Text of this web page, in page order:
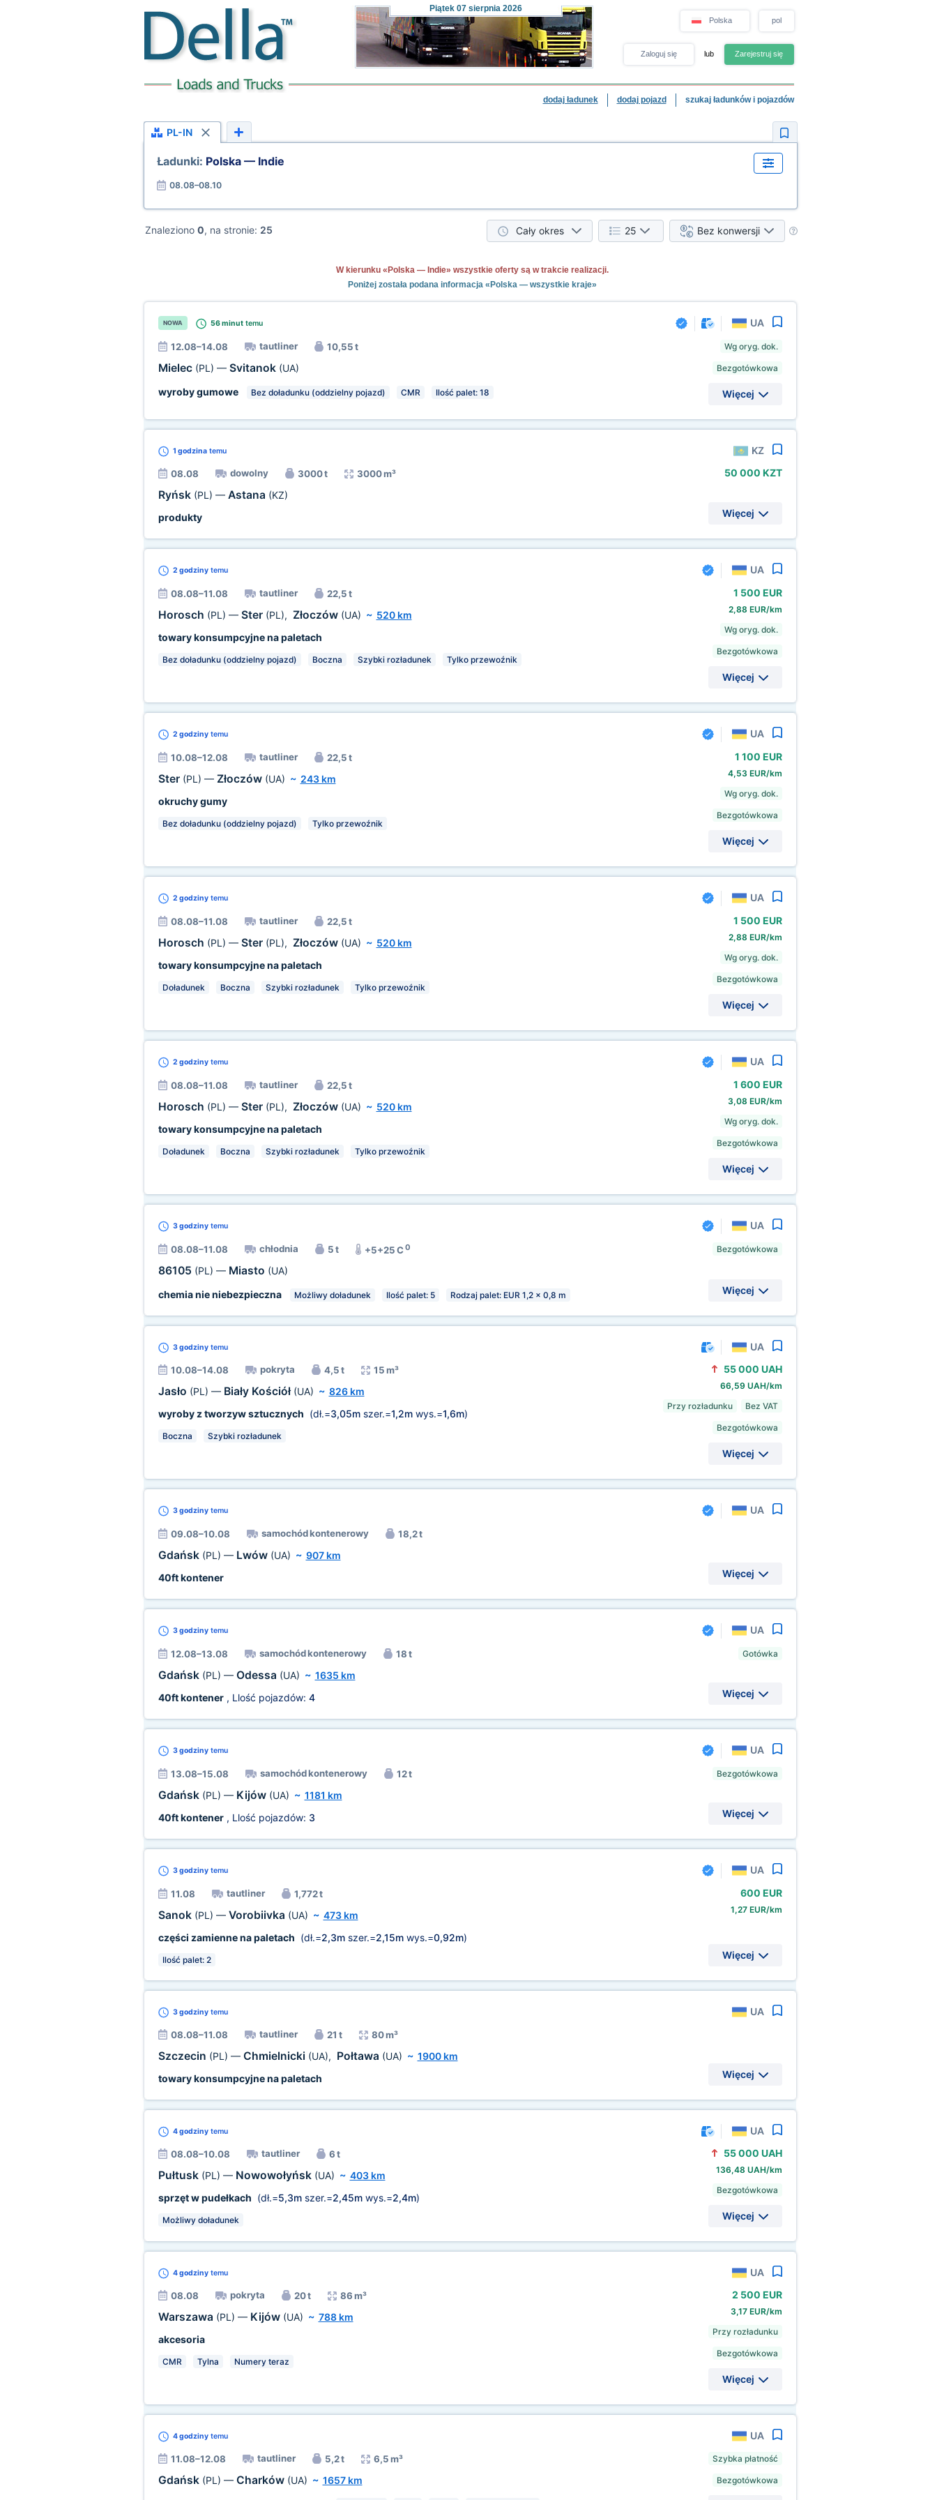
Piątek07 sierpnia 2026
Polska pol
Zaloguj się lub Zarejestruj się
dodaj ładunek dodaj pojazd szukaj ładunków i pojazdów
PL-IN
Ładunki: Polska — Indie
08.08–08.10
Znaleziono 0, na stronie: 25 Cały okres 25 Bez konwersji
W kierunku «Polska — Indie» wszystkie oferty są w trakcie realizacji.
Poniżej została podana informacja «Polska — wszystkie kraje»
NOWA 56 minuttemu UA
12.08–14.08 tautliner 10,55 t
Mielec (PL) — Svitanok (UA)
wyroby gumowe
Bez doładunku (oddzielny pojazd) CMR Ilość palet: 18
Wg oryg. dok.
Bezgotówkowa
Więcej
1 godzinatemu KZ
08.08 dowolny 3000 t 3000 m³
Ryńsk (PL) — Astana (KZ)
produkty
50 000 KZT
Więcej
2 godzinytemu UA
08.08–11.08 tautliner 22,5 t
Horosch (PL) — Ster (PL), Złoczów (UA) ~ 520 km
towary konsumpcyjne na paletach
Bez doładunku (oddzielny pojazd) Boczna Szybki rozładunek Tylko przewoźnik
1 500 EUR
2,88 EUR/km
Wg oryg. dok.
Bezgotówkowa
Więcej
2 godzinytemu UA
10.08–12.08 tautliner 22,5 t
Ster (PL) — Złoczów (UA) ~ 243 km
okruchy gumy
Bez doładunku (oddzielny pojazd) Tylko przewoźnik
1 100 EUR
4,53 EUR/km
Wg oryg. dok.
Bezgotówkowa
Więcej
2 godzinytemu UA
08.08–11.08 tautliner 22,5 t
Horosch (PL) — Ster (PL), Złoczów (UA) ~ 520 km
towary konsumpcyjne na paletach
Doładunek Boczna Szybki rozładunek Tylko przewoźnik
1 500 EUR
2,88 EUR/km
Wg oryg. dok.
Bezgotówkowa
Więcej
2 godzinytemu UA
08.08–11.08 tautliner 22,5 t
Horosch (PL) — Ster (PL), Złoczów (UA) ~ 520 km
towary konsumpcyjne na paletach
Doładunek Boczna Szybki rozładunek Tylko przewoźnik
1 600 EUR
3,08 EUR/km
Wg oryg. dok.
Bezgotówkowa
Więcej
3 godzinytemu UA
08.08–11.08 chłodnia 5 t +5+25 C0
86105 (PL) — Miasto (UA)
chemia nie niebezpieczna
Możliwy doładunek Ilość palet: 5 Rodzaj palet: EUR 1,2 x 0,8 m
Bezgotówkowa
Więcej
3 godzinytemu UA
10.08–14.08 pokryta 4,5 t 15 m³
Jasło (PL) — Biały Kościół (UA) ~ 826 km
wyroby z tworzyw sztucznych (dł.=3,05mszer.=1,2mwys.=1,6m)
Boczna Szybki rozładunek
55 000 UAH
66,59 UAH/km
Przy rozładunku
Bez VAT
Bezgotówkowa
Więcej
3 godzinytemu UA
09.08–10.08 samochód kontenerowy 18,2 t
Gdańsk (PL) — Lwów (UA) ~ 907 km
40ft kontener
Więcej
3 godzinytemu UA
12.08–13.08 samochód kontenerowy 18 t
Gdańsk (PL) — Odessa (UA) ~ 1635 km
40ft kontener, Llość pojazdów: 4
Gotówka
Więcej
3 godzinytemu UA
13.08–15.08 samochód kontenerowy 12 t
Gdańsk (PL) — Kijów (UA) ~ 1181 km
40ft kontener, Llość pojazdów: 3
Bezgotówkowa
Więcej
3 godzinytemu UA
11.08 tautliner 1,772 t
Sanok (PL) — Vorobiivka (UA) ~ 473 km
części zamienne na paletach (dł.=2,3mszer.=2,15mwys.=0,92m)
Ilość palet: 2
600 EUR
1,27 EUR/km
Więcej
3 godzinytemu UA
08.08–11.08 tautliner 21 t 80 m³
Szczecin (PL) — Chmielnicki (UA), Połtawa (UA) ~ 1900 km
towary konsumpcyjne na paletach
Więcej
4 godzinytemu UA
08.08–10.08 tautliner 6 t
Pułtusk (PL) — Nowowołyńsk (UA) ~ 403 km
sprzęt w pudełkach (dł.=5,3mszer.=2,45mwys.=2,4m)
Możliwy doładunek
55 000 UAH
136,48 UAH/km
Bezgotówkowa
Więcej
4 godzinytemu UA
08.08 pokryta 20 t 86 m³
Warszawa (PL) — Kijów (UA) ~ 788 km
akcesoria
CMR Tylna Numery teraz
2 500 EUR
3,17 EUR/km
Przy rozładunku
Bezgotówkowa
Więcej
4 godzinytemu UA
11.08–12.08 tautliner 5,2 t 6,5 m³
Gdańsk (PL) — Charków (UA) ~ 1657 km
Szybka płatność
Bezgotówkowa